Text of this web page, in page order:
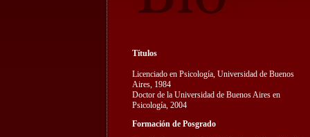
Títulos
Licenciado en Psicología, Universidad de Buenos
Aires, 1984
Doctor de la Universidad de Buenos Aires en
Psicología, 2004
Formación de Posgrado